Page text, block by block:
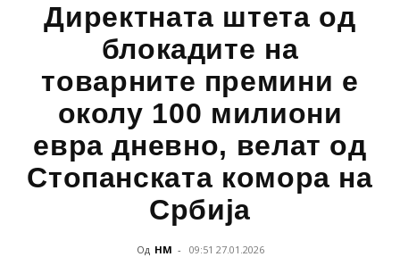
Директната штета од
блокадите на
товарните премини е
околу 100 милиони
евра дневно, велат од
Стопанската комора на
Србија
Од НМ - 09:51 27.01.2026